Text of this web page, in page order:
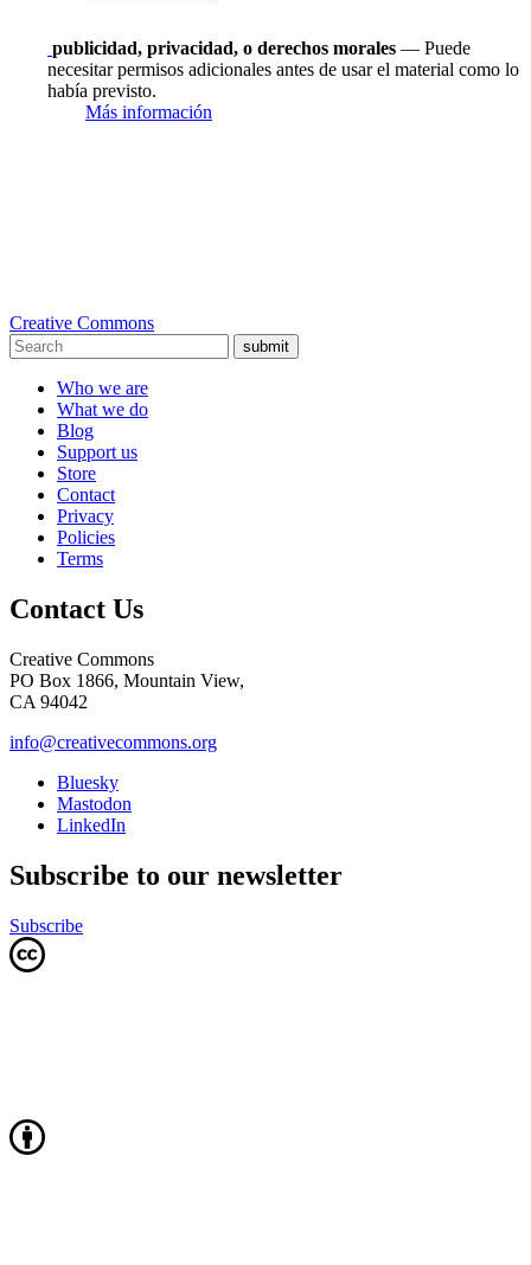
publicidad, privacidad, o derechos morales — Puede
necesitar permisos adicionales antes de usar el material como lo
había previsto.
Más información
Creative Commons
submit
Who we are
What we do
Blog
Support us
Store
Contact
Privacy
Policies
Terms
Contact Us
Creative Commons
PO Box 1866, Mountain View,
CA 94042
info@creativecommons.org
Bluesky
Mastodon
LinkedIn
Subscribe to our newsletter
Subscribe